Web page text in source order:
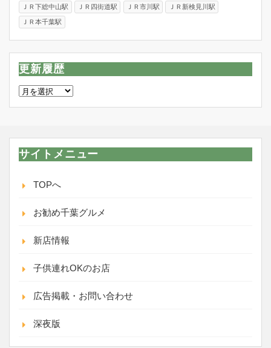
ＪＲ下総中山駅 ＪＲ四街道駅 ＪＲ市川駅 ＪＲ新検見川駅
ＪＲ本千葉駅
更新履歴
更
サイトメニュー
TOPへ
お勧め千葉グルメ
新店情報
子供連れOKのお店
広告掲載・お問い合わせ
深夜版